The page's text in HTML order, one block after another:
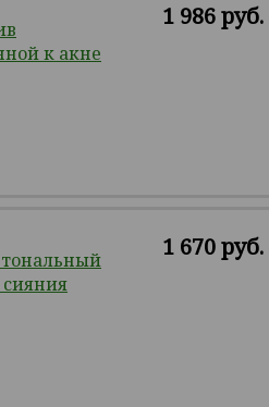
к акне
1 986 руб.
сияния
1 670 руб.